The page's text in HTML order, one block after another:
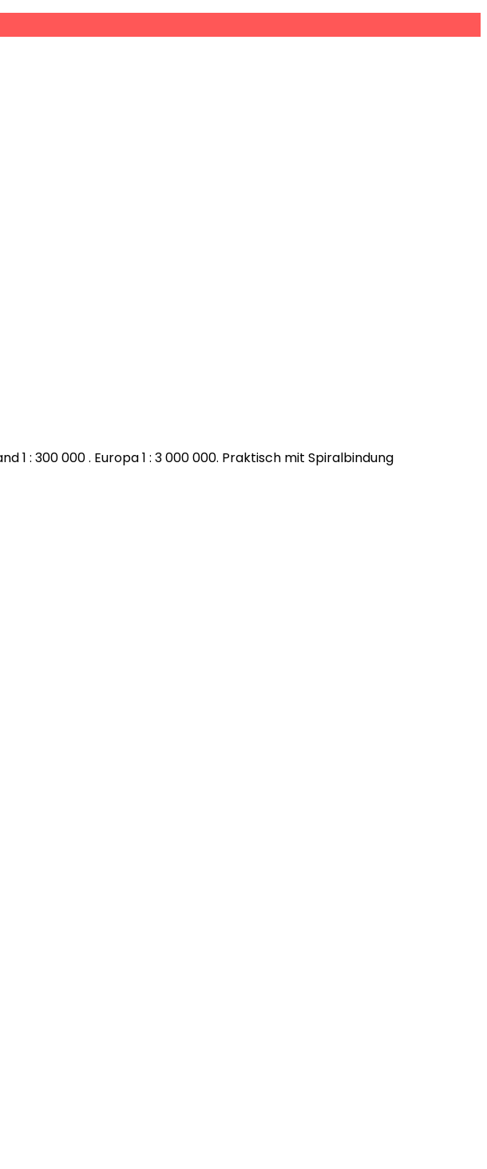
: 300 000 . Europa 1 : 3 000 000. Praktisch mit Spiralbindung